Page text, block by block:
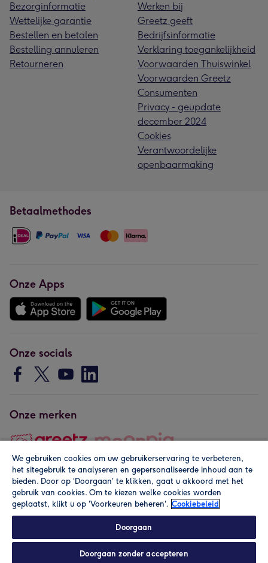
Bezorginformatie
Wettelijke garantie
Bestellen en betalen
Bestelling annuleren
Retourneren
Werken bij
Greetz geeft
Bedrijfsinformatie
Verklaring toegankelijkheid
Voorwaarden Thuiswinkel
Voorwaarden Greetz
Consumenten
Privacy - geupdate
december 2024
Cookies
Verantwoordelijke
openbaarmaking
Betaalmethodes
Onze Apps
Onze socials
Onze merken
Copyright © 2026 by Greetz
Alle prijzen zijn inclusief btw en andere heffingen. Lees de
We gebruiken cookies om uw gebruikerservaring te verbeteren,
het sitegebruik te analyseren en gepersonaliseerde inhoud aan te
bieden. Door op ‘Doorgaan’ te klikken, gaat u akkoord met het
gebruik van cookies. Om te kiezen welke cookies worden
geplaatst, klikt u op 'Voorkeuren beheren'. Cookiebeleid
Doorgaan
Doorgaan zonder accepteren